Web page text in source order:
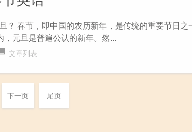
？ 春节，即中国的农历新年，是传统的重要节日之
元旦是普遍公认的新年。然...
文章列表
下一页 尾页